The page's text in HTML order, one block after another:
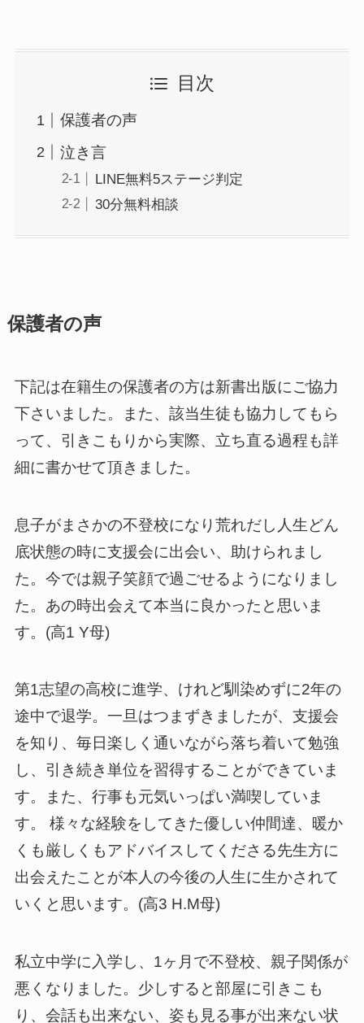
目次
保護者の声
泣き言
LINE無料5ステージ判定
30分無料相談
保護者の声
下記は在籍生の保護者の方は新書出版にご協力
下さいました。また、該当生徒も協力してもら
って、引きこもりから実際、立ち直る過程も詳
細に書かせて頂きました。
息子がまさかの不登校になり荒れだし人生どん
底状態の時に支援会に出会い、助けられまし
た。今では親子笑顔で過ごせるようになりまし
た。あの時出会えて本当に良かったと思いま
す。(高1 Y母)
第1志望の高校に進学、けれど馴染めずに2年の
途中で退学。一旦はつまずきましたが、支援会
を知り、毎日楽しく通いながら落ち着いて勉強
し、引き続き単位を習得することができていま
す。また、行事も元気いっぱい満喫していま
す。 様々な経験をしてきた優しい仲間達、暖か
くも厳しくもアドバイスしてくださる先生方に
出会えたことが本人の今後の人生に生かされて
いくと思います。(高3 H.M母)
私立中学に入学し、1ヶ月で不登校、親子関係が
悪くなりました。少しすると部屋に引きこも
り、会話も出来ない、姿も見る事が出来ない状